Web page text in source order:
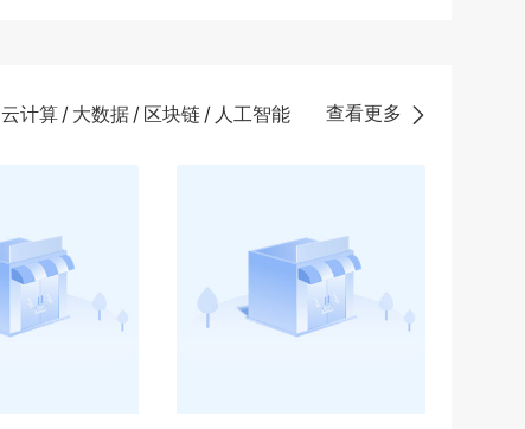
云计算 / 大数据 / 区块链 / 人工智能 查看更多